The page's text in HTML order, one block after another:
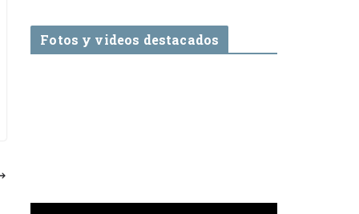
Fotos y videos destacados